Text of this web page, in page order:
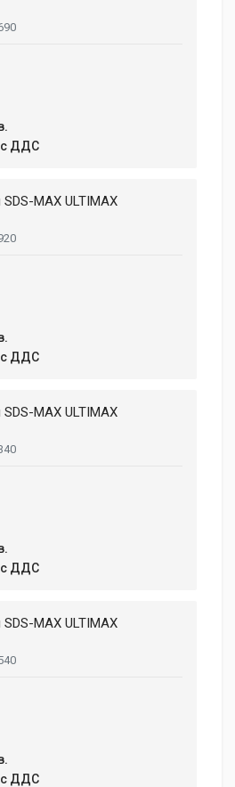
с ДДС
MAX ULTIMAX
с ДДС
MAX ULTIMAX
с ДДС
MAX ULTIMAX
с ДДС